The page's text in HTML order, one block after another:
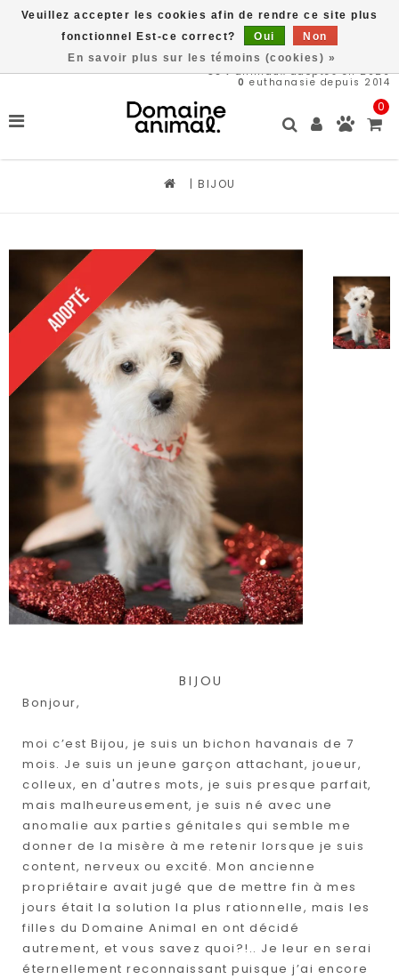
564animaux adoptés en 2026
0 euthanasie depuis 2014
0
| BIJOU
BIJOU
Bonjour,
moi c’est Bijou, je suis un bichon havanais de 7
mois. Je suis un jeune garçon attachant, joueur,
colleux, en d'autres mots, je suis presque parfait,
mais malheureusement, je suis né avec une
anomalie aux parties génitales qui semble me
donner de la misère à me retenir lorsque je suis
content, nerveux ou excité. Mon ancienne
propriétaire avait jugé que de mettre fin à mes
jours était la solution la plus rationnelle, mais les
filles du Domaine Animal en ont décidé
autrement, et vous savez quoi?!.. Je leur en serai
éternellement reconnaissant puisque j’ai encore
Veuillez accepter les cookies afin de rendre ce site plus
fonctionnel Est-ce correct?
Oui
Non
En savoir plus sur les témoins (cookies) »
Livraison gratuite à partir de 89$*